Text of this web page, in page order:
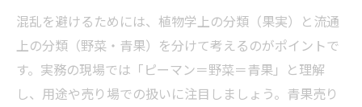
青果成分の基礎知識を流通現場で活用
青果の分類基準を仕事や会話に活かす方法
青果の分類基準を仕事で活かす実践法
混乱を避けるためには、植物学上の分類（果実）と流通
上の分類（野菜・青果）を分けて考えるのがポイントで
す。実務の現場では「ピーマン＝野菜＝青果」と理解
し、用途や売り場での扱いに注目しましょう。青果売り